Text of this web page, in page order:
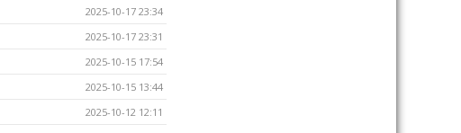
2025-10-17 23:34
2025-10-17 23:31
2025-10-15 17:54
2025-10-15 13:44
2025-10-12 12:11